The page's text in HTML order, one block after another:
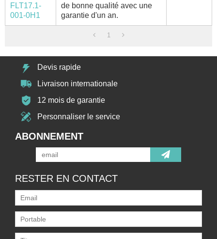
FLT17.1-
001-0H1
de bonne qualité avec une
garantie d'un an.
1
Devis rapide
Livraison internationale
12 mois de garantie
Personnaliser le service
ABONNEMENT
RESTER EN CONTACT